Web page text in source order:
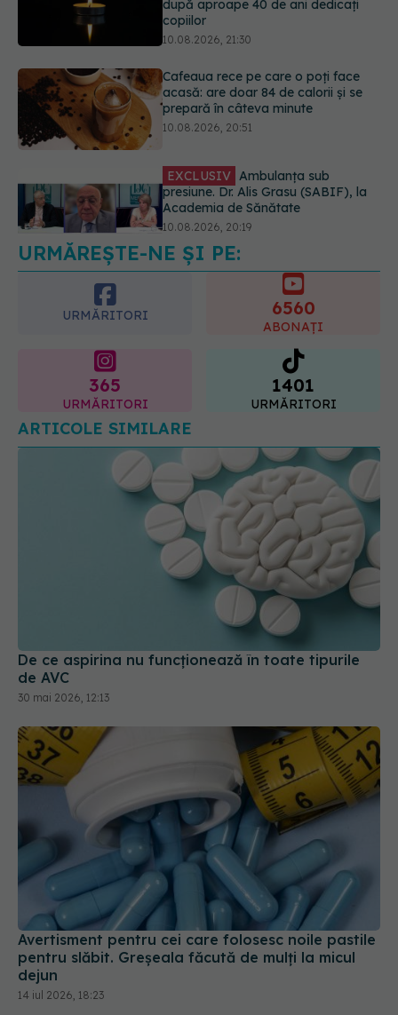
prepară în câteva minute
10.08.2026, 20:51
EXCLUSIV Ambulanța sub
presiune. Dr. Alis Grasu (SABIF), la
Academia de Sănătate
10.08.2026, 20:19
Semnul de pe picioare care poate
dezvălui că arterele sunt grav
afectate
10.08.2026, 22:29
URMĂREȘTE-NE ȘI PE:
365 1401
URMĂRITORI
ARTICOLE SIMILARE
De ce aspirina nu funcționează în toate tipurile
Avertisment pentru cei care folosesc noile pastile
pentru slăbit. Greșeala făcută de mulți la micul
14 iul 2026, 18:23